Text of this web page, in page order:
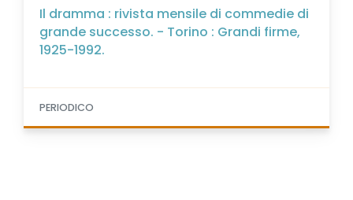
Il dramma : rivista mensile di commedie di
grande successo. - Torino : Grandi firme,
1925-1992.
PERIODICO